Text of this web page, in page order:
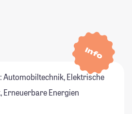
Info
Automobiltechnik, Elektrische
Erneuerbare Energien